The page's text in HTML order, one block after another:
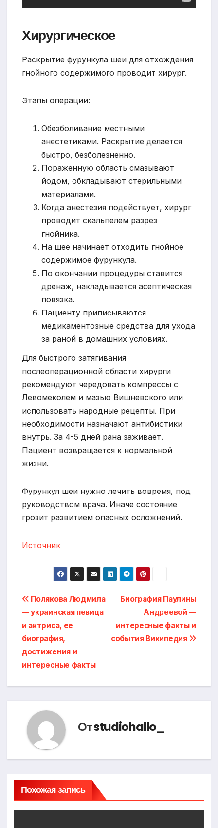
Хирургическое
Раскрытие фурункула шеи для отхождения
гнойного содержимого проводит хирург.
Этапы операции:
Обезболивание местными
анестетиками. Раскрытие делается
быстро, безболезненно.
Пораженную область смазывают
йодом, обкладывают стерильными
материалами.
Когда анестезия подействует, хирург
проводит скальпелем разрез
гнойника.
На шее начинает отходить гнойное
содержимое фурункула.
По окончании процедуры ставится
дренаж, накладывается асептическая
повязка.
Пациенту приписываются
медикаментозные средства для ухода
за раной в домашних условиях.
Для быстрого затягивания
послеоперационной области хирурги
рекомендуют чередовать компрессы с
Левомеколем и мазью Вишневского или
использовать народные рецепты. При
необходимости назначают антибиотики
внутрь. За 4-5 дней рана заживает.
Пациент возвращается к нормальной
жизни.
Фурункул шеи нужно лечить вовремя, под
руководством врача. Иначе состояние
грозит развитием опасных осложнений.
Источник
Навигация
по
записям
Биография Паулины
Андреевой —
интересные факты и
события Википедия
Полякова Людмила
— украинская певица
и актриса, ее
биография,
достижения и
интересные факты
Отstudiohallo_
Похожая запись